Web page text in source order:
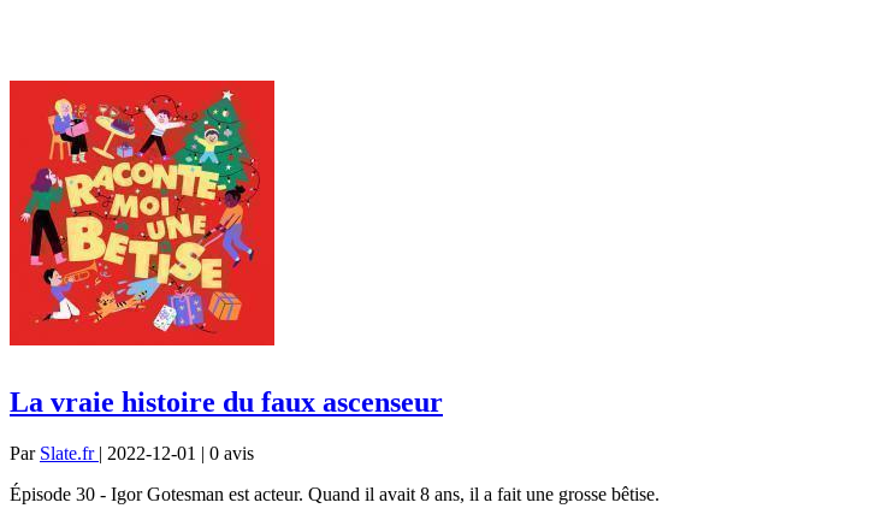
La vraie histoire du faux ascenseur
Par Slate.fr | 2022-12-01 | 0 avis
Épisode 30 - Igor Gotesman est acteur. Quand il avait 8 ans, il a fait une grosse bêtise.